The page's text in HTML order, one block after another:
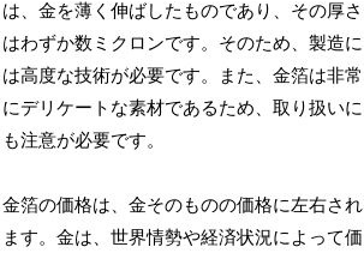
は、金を薄く伸ばしたものであり、その厚さ
はわずか数ミクロンです。そのため、製造に
は高度な技術が必要です。また、金箔は非常
にデリケートな素材であるため、取り扱いに
も注意が必要です。
金箔の価格は、金そのものの価格に左右され
ます。金は、世界情勢や経済状況によって価